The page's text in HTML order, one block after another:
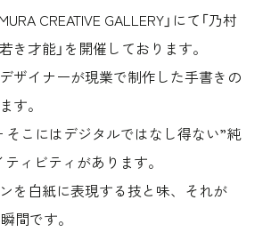
スをお届けしております
CREATIVE GALLERY」にて「乃村
き才能」を開催しております。
ザイナーが現業で制作した手書きの
す。
こにはデジタルではなし得ない”純
ィビティがあります。
を白紙に表現する技と味、それが
間です。